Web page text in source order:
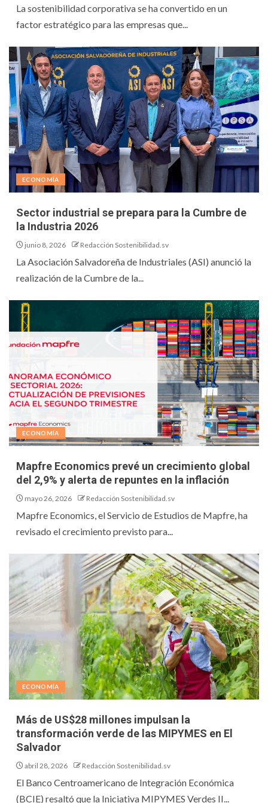
La sostenibilidad corporativa se ha convertido en un
factor estratégico para las empresas que...
ECONOMÍA
Sector industrial se prepara para la Cumbre de
la Industria 2026
junio 8, 2026 Redacción Sostenibilidad.sv
La Asociación Salvadoreña de Industriales (ASI) anunció la
realización de la Cumbre de la...
ECONOMÍA
Mapfre Economics prevé un crecimiento global
del 2,9% y alerta de repuntes en la inflación
mayo 26, 2026 Redacción Sostenibilidad.sv
Mapfre Economics, el Servicio de Estudios de Mapfre, ha
revisado el crecimiento previsto para...
ECONOMÍA
Más de US$28 millones impulsan la
transformación verde de las MIPYMES en El
Salvador
abril 28, 2026 Redacción Sostenibilidad.sv
El Banco Centroamericano de Integración Económica
(BCIE) resaltó que la Iniciativa MIPYMES Verdes II...